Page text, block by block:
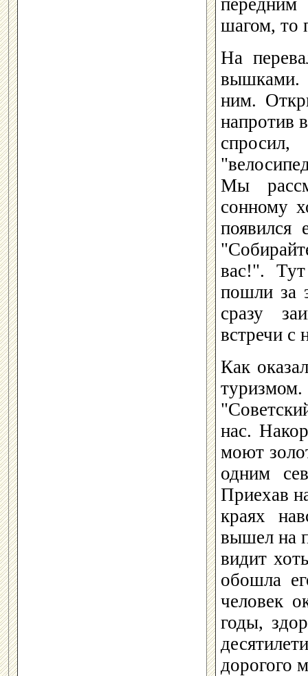
шагом, то
На
вышками.
ним.
напротив
Мы
сонному
вас!".
пошли за
сразу
встречи с
Как
нас.
моют
одним
Приехав
краях
вышел на
видит
обошла
человек
годы,
дорогого